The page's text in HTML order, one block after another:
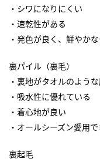
・シワになりにくい
・速乾性がある
・発色が良く、鮮やか
裏パイル（裏毛）
・裏地がタオルのよう
・吸水性に優れている
・着心地が良い
・オールシーズン愛用で
裏起毛